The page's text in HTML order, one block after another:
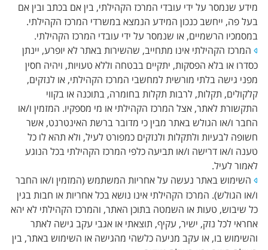
מידע שנמסר על ידי עובדי המרכז הקהילתי, בין אם בכתב ובין אם
בעל פה, ייחשב כנכון המידע הנמצא במשרדי המרכז הקהילתי.
במסמכיו הרשמיים, או שנמסר על ידי עובדי המרכז הקהילתי.
המרכז הקהילתי אינו מתחייב, שהשירות באתר לא יופרע, יינתן
כסדרו או בלא הפסקות, יתקיים בבטחה וללא טעויות, ויהיה חסין
מפני גישה בלתי מורשית למחשבי המרכז הקהילתי, או לנזקים,
קלקולים, תקלות, לרבות תקלות בחומרה, בתוכנה או בקווי
התקשורת לאתר, אצל המרכז הקהילתי או מי מספקיו. המזמין ו/או
החבר ו/או הגולש באתר מבין כי מדובר ברשת האינטרנט, אשר
חשופה לבעיות ולתקלות ולנזקים כמפורט לעיל, ולא תהא לו כל
טענה ו/או דרישה ו/או תביעה כלפי המרכז הקהילתי בכל הנוגע
לאמור לעיל.
השימוש באתר נעשה על אחריות המשתמש (המזמין ו/או החבר
ו/או הגולש). המרכז הקהילתי אינו נושא בכל אחריות או חבות בגין
כל שיבוש, טעות או השמטה בתוכן האתר, והמרכז הקהילתי לא יהא
אחראי לכל נזק, ישיר, עקיף, תוצאתי או אגבי עקב גישה לאתר
והשימוש בו, או עקב מניעה כלשהי מהגישה או השימוש באתר, בין